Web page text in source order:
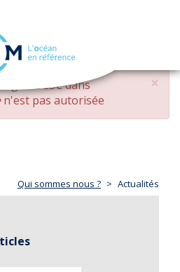
navigation
×
DESCdans
n'est pas autorisée
Qui sommes nous ? Actualités